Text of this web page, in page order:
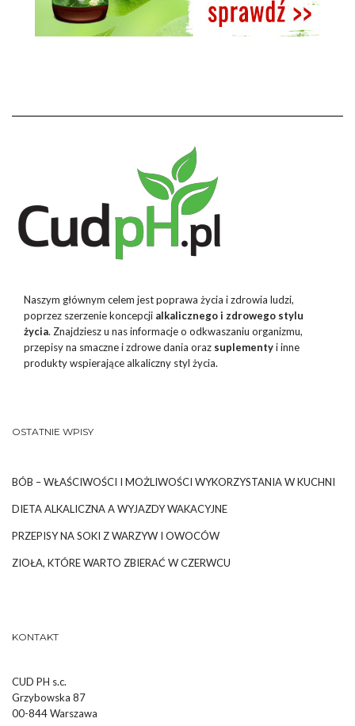
Naszym głównym celem jest poprawa życia i zdrowia ludzi,
poprzez szerzenie koncepcji alkalicznego i zdrowego stylu
życia. Znajdziesz u nas informacje o odkwaszaniu organizmu,
przepisy na smaczne i zdrowe dania oraz suplementyi inne
produkty wspierające alkaliczny styl życia.
OSTATNIE WPISY
BÓB – WŁAŚCIWOŚCI I MOŻLIWOŚCI WYKORZYSTANIA W KUCHNI
DIETA ALKALICZNA A WYJAZDY WAKACYJNE
PRZEPISY NA SOKI Z WARZYW I OWOCÓW
ZIOŁA, KTÓRE WARTO ZBIERAĆ W CZERWCU
KONTAKT
CUD PH s.c.
Grzybowska 87
00-844 Warszawa